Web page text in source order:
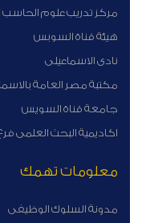
مركز تدريب علوم الحاسب
هيئة قناة السوبس
نادى الاسماعيلى
مكتبة مصر العامة
جامعة قناة السويس
اكاديمية البحث العلمى
معلومات تهمك
مدونة السلوك الوظيفى